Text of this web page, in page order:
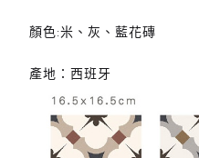
顏色:米、灰、藍花磚
產地：西班牙